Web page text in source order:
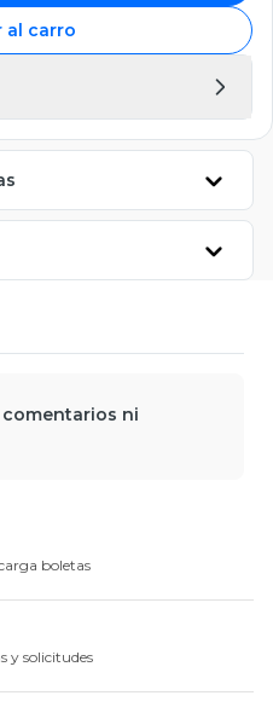
al carro
ni
boletas
y solicitudes